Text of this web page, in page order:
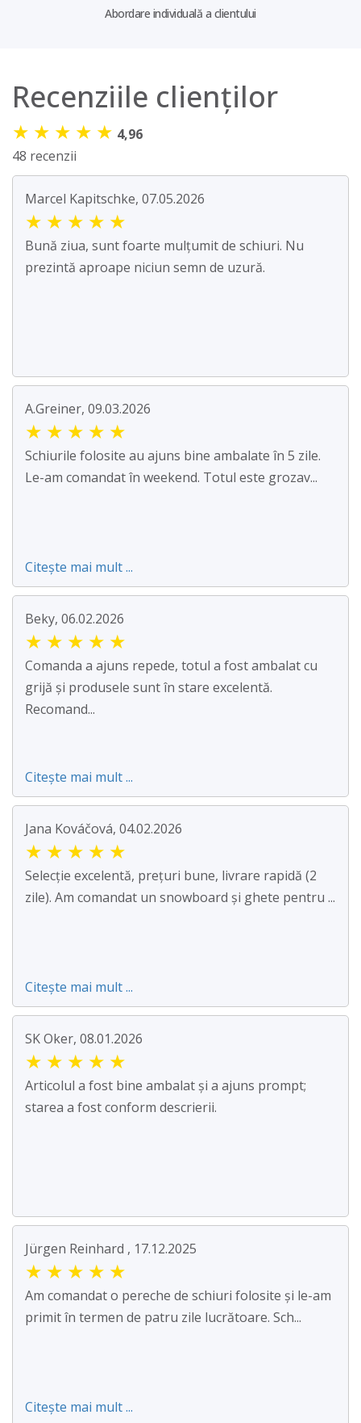
Abordare individuală a clientului
Recenziile clienților
★ ★ ★ ★ ★ 4,96
48 recenzii
Marcel Kapitschke, 07.05.2026
★ ★ ★ ★ ★
Bună ziua, sunt foarte mulțumit de schiuri. Nu
prezintă aproape niciun semn de uzură.
A.Greiner, 09.03.2026
★ ★ ★ ★ ★
Schiurile folosite au ajuns bine ambalate în 5 zile.
Le-am comandat în weekend. Totul este grozav...
Citește mai mult ...
Beky, 06.02.2026
★ ★ ★ ★ ★
Comanda a ajuns repede, totul a fost ambalat cu
grijă și produsele sunt în stare excelentă.
Recomand...
Citește mai mult ...
Jana Kováčová, 04.02.2026
★ ★ ★ ★ ★
Selecție excelentă, prețuri bune, livrare rapidă (2
zile). Am comandat un snowboard și ghete pentru ...
Citește mai mult ...
SK Oker, 08.01.2026
★ ★ ★ ★ ★
Articolul a fost bine ambalat și a ajuns prompt;
starea a fost conform descrierii.
Jürgen Reinhard , 17.12.2025
★ ★ ★ ★ ★
Am comandat o pereche de schiuri folosite și le-am
primit în termen de patru zile lucrătoare. Sch...
Citește mai mult ...